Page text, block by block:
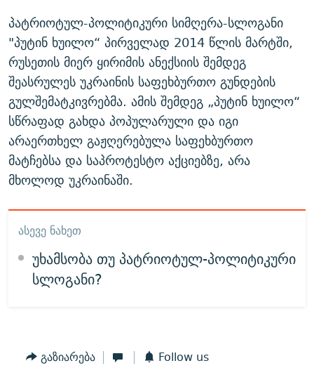
პატრიოტულ-პოლიტიკური სიმღერა-სლოგანი
"პუტინ ხუილო“ პირველად 2014 წლის მარტში,
რუსეთის მიერ ყირიმის ანექსიის შემდეგ
შეასრულეს უკრაინის საფეხბურთო გუნდების
გულშემატკივრებმა. ამის შემდეგ „პუტინ ხუილო“
სწრაფად გახდა პოპულარული და იგი
არაერთხელ გაჟღერებულა საფეხბურთო
მატჩებსა და საპროტესტო აქციებზე, არა
მხოლოდ უკრაინაში.
ᲐᲡᲔᲕᲔ ᲜᲐᲮᲔᲗ
უხამსობა თუ პატრიოტულ-პოლიტიკური
სლოგანი?
გაზიარება Follow us